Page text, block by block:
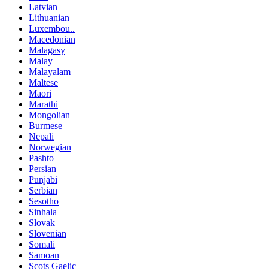
Latvian
Lithuanian
Luxembou..
Macedonian
Malagasy
Malay
Malayalam
Maltese
Maori
Marathi
Mongolian
Burmese
Nepali
Norwegian
Pashto
Persian
Punjabi
Serbian
Sesotho
Sinhala
Slovak
Slovenian
Somali
Samoan
Scots Gaelic